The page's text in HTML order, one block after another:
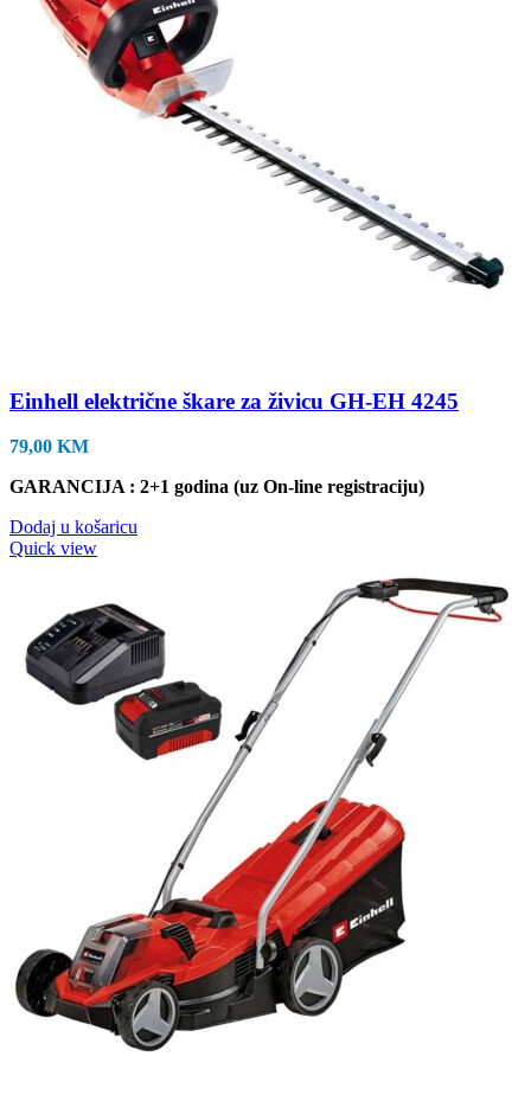
Einhell električne škare za živicu GH-EH 4245
79,00 KM
GARANCIJA : 2+1 godina (uz On-line registraciju)
Dodaj u košaricu
Quick view